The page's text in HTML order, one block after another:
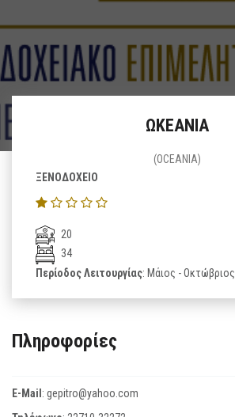
ΩΚΕΑΝΙΑ
(OCEANIA)
ΞΕΝΟΔΟΧΕΙΟ
20
34
Περίοδος Λειτουργίας: Μάιος - Οκτώβριος
Πληροφορίες
E-Mail: gepitro@yahoo.com